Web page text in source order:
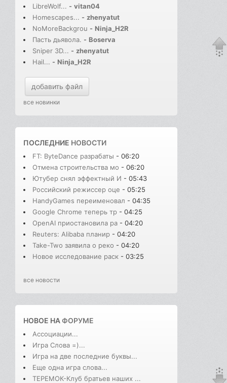
LibreWolf... - vitan04
Homescapes... - zhenyatut
NoMoreBackgrou - Ninja_H2R
Пасть дьявола. - Boserva
Sniper 3D... - zhenyatut
Hail... - Ninja_H2R
добавить файл
все новинки
ПОСЛЕДНИЕ НОВОСТИ
FT: ByteDance разрабаты - 06:20
Отмена строительства мо - 06:20
Ютубер снял эффектный И - 05:43
Российский режиссер оце - 05:25
HandyGames переименовал - 04:35
Google Chrome теперь тр - 04:25
OpenAI приостановила ра - 04:20
Reuters: Alibaba планир - 04:20
Take-Two заявила о реко - 04:20
Новое исследование раск - 03:25
все новости
НОВОЕ НАФОРУМЕ
Ассоциации...
Игра Слова =)...
Игра на две последние буквы...
Еще одна игра слова...
ТЕРЕМОК-Клуб братьев наших ...